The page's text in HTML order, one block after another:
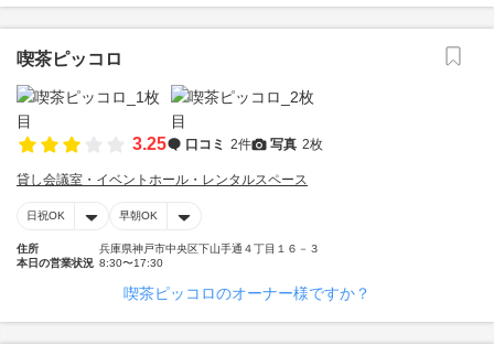
喫茶ピッコロ
3.25 口コミ 2件 写真 2枚
貸し会議室・イベントホール・レンタルスペース
日祝OK 早朝OK
住所
兵庫県神戸市中央区下山手通４丁目１６－３
本日の営業状況 8:30〜17:30
喫茶ピッコロのオーナー様ですか？